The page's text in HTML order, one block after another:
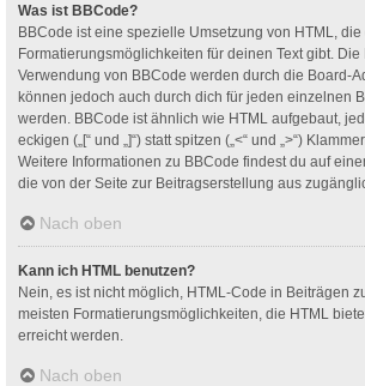
Was ist BBCode?
BBCode ist eine spezielle Umsetzung von HTML,
Formatierungsmöglichkeiten für deinen Text gibt. Die
Verwendung von BBCode werden durch die Board-
können jedoch auch durch dich für jeden einzelnen
werden. BBCode ist ähnlich wie HTML aufgebaut,
eckigen („[“ und „]“) statt spitzen („<“ und „>“)
Weitere Informationen zu BBCode findest du auf
die von der Seite zur Beitragserstellung aus
Nach oben
Kann ich HTML benutzen?
Nein, es ist nicht möglich, HTML-Code in Beiträgen
meisten Formatierungsmöglichkeiten, die HTML
erreicht werden.
Nach oben